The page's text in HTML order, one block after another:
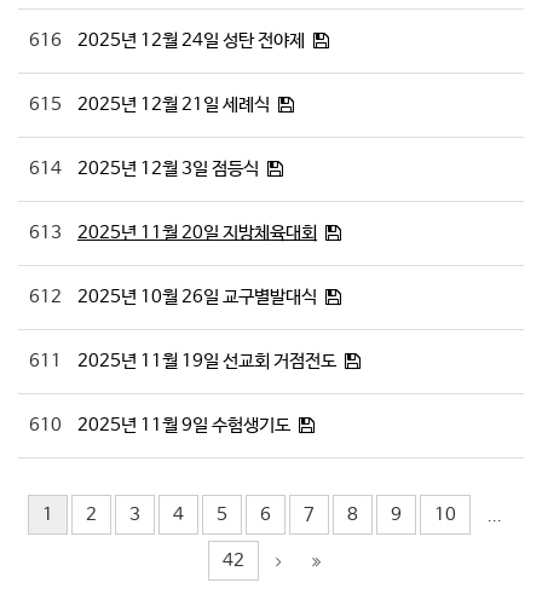
616 2025년 12월 24일 성탄 전야제
615 2025년 12월 21일 세례식
614 2025년 12월 3일 점등식
613 2025년 11월 20일 지방체육대회
612 2025년 10월 26일 교구별발대식
611 2025년 11월 19일 선교회 거점전도
610 2025년 11월 9일 수험생기도
1 2 3 4 5 6 7 8 9 10 ...
42